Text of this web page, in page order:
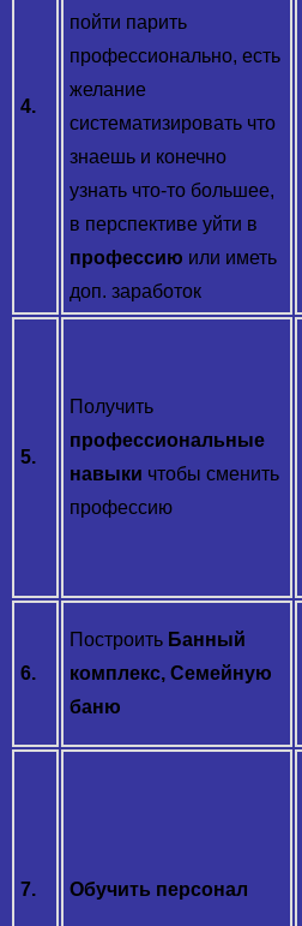
4.
пойти парить
профессионально, есть
желание
систематизировать что
знаешь и конечно
узнать что-то большее,
в перспективе уйти в
профессию или иметь
доп. заработок
5.
Получить
профессиональные
навыки чтобы сменить
профессию
6.
Построить Банный
комплекс, Семейную
баню
7. Обучить персонал